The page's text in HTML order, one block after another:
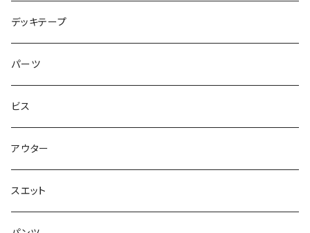
シャツ
トップス
スエット
ソックス
アンダーウェア
NM933
ゴツいシューズ最高！
Small Shoes
8.2インチ
7.5インチ
7.7インチ
7.8インチ
7.9インチ
8インチ
デッキテープ
パーツ
ビス
アウター
スエット